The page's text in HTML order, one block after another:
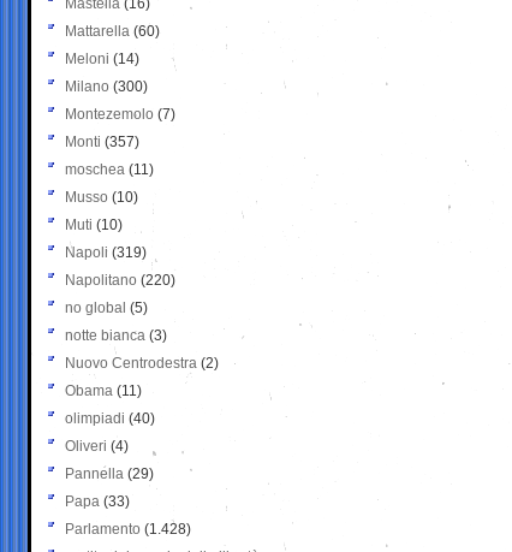
Mastella (16)
Mattarella (60)
Meloni (14)
Milano (300)
Montezemolo (7)
Monti (357)
moschea (11)
Musso (10)
Muti (10)
Napoli (319)
Napolitano (220)
no global (5)
notte bianca (3)
Nuovo Centrodestra (2)
Obama (11)
olimpiadi (40)
Oliveri (4)
Pannella (29)
Papa (33)
Parlamento (1.428)